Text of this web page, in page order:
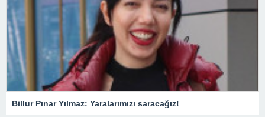
Billur Pınar Yılmaz: Yaralarımızı saracağız!